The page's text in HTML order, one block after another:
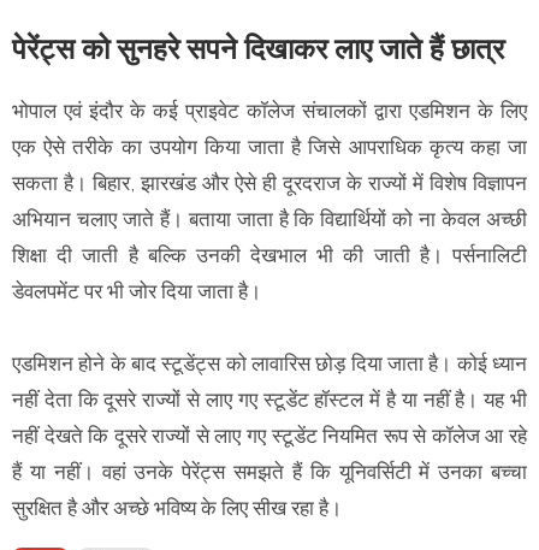
पेरेंट्स को सुनहरे सपने दिखाकर लाए जाते हैं छात्र
भोपाल एवं इंदौर के कई प्राइवेट कॉलेज संचालकों द्वारा एडमिशन के लिए
एक ऐसे तरीके का उपयोग किया जाता है जिसे आपराधिक कृत्य कहा जा
सकता है। बिहार, झारखंड और ऐसे ही दूरदराज के राज्यों में विशेष विज्ञापन
अभियान चलाए जाते हैं। बताया जाता है कि विद्यार्थियों को ना केवल अच्छी
शिक्षा दी जाती है बल्कि उनकी देखभाल भी की जाती है। पर्सनालिटी
डेवलपमेंट पर भी जोर दिया जाता है।
एडमिशन होने के बाद स्टूडेंट्स को लावारिस छोड़ दिया जाता है। कोई ध्यान
नहीं देता कि दूसरे राज्यों से लाए गए स्टूडेंट हॉस्टल में है या नहीं है। यह भी
नहीं देखते कि दूसरे राज्यों से लाए गए स्टूडेंट नियमित रूप से कॉलेज आ रहे
हैं या नहीं। वहां उनके पेरेंट्स समझते हैं कि यूनिवर्सिटी में उनका बच्चा
सुरक्षित है और अच्छे भविष्य के लिए सीख रहा है।